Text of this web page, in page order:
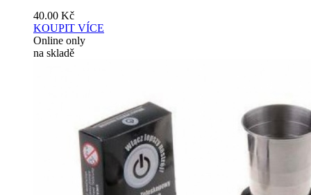
40.00 Kč
KOUPIT VÍCE
Online only
na skladě